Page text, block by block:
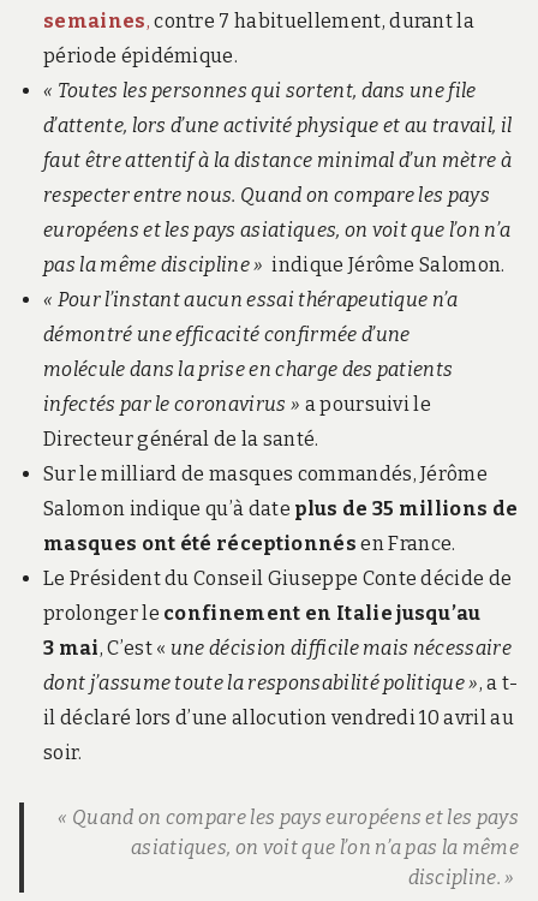
semaines, contre 7 habituellement, durant la
période épidémique.
« Toutes les personnes qui sortent, dans une file
d’attente, lors d’une activité physique et au travail, il
faut être attentif à la distance minimal d’un mètre à
respecter entre nous. Quand on compare les pays
européens et les pays asiatiques, on voit que l’on n’a
pas la même discipline » indique Jérôme Salomon.
« Pour l’instant aucun essai thérapeutique n’a
démontré une efficacité confirmée d’une
molécule dans la prise en charge des patients
infectés par le coronavirus » a poursuivi le
Directeur général de la santé.
Sur le milliard de masques commandés, Jérôme
Salomon indique qu’à date plus de 35 millions de
masques ont été réceptionnésen France.
Le Président du Conseil Giuseppe Conte décide de
prolonger le confinement en Italie jusqu’au
3 mai, C’est « une décision difficile mais nécessaire
dont j’assume toute la responsabilité politique », a t-
il déclaré lors d’une allocution vendredi 10 avril au
soir.
« Quand on compare les pays européens et les pays
asiatiques, on voit que l’on n’a pas la même
discipline. »